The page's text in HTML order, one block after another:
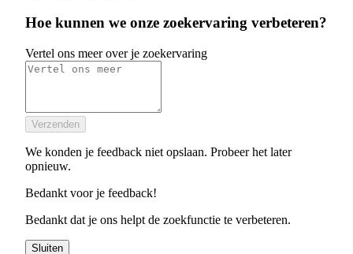
Hoe kunnen we onze zoekervaring verbeteren?
Vertel ons meer over je zoekervaring
Verzenden
We konden je feedback niet opslaan. Probeer het later
opnieuw.
Bedankt voor je feedback!
Bedankt dat je ons helpt de zoekfunctie te verbeteren.
Sluiten